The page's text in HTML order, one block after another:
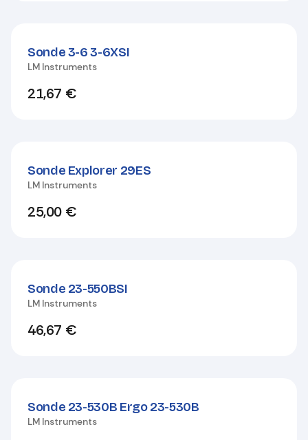
Sonde 3-6 3-6XSI
LM Instruments
21,67 €
Sonde Explorer 29ES
LM Instruments
25,00 €
Sonde 23-550BSI
LM Instruments
46,67 €
Sonde 23-530B Ergo 23-530B
LM Instruments